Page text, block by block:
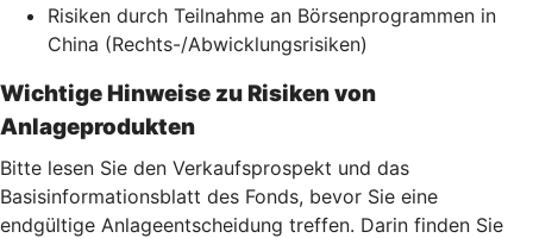
Risiken durch Teilnahme an Börsenprogrammen in
China (Rechts-/Abwicklungsrisiken)
Wichtige Hinweise zu Risiken von
Anlageprodukten
Bitte lesen Sie den Verkaufsprospekt und das
Basisinformationsblatt des Fonds, bevor Sie eine
endgültige Anlageentscheidung treffen. Darin finden Sie